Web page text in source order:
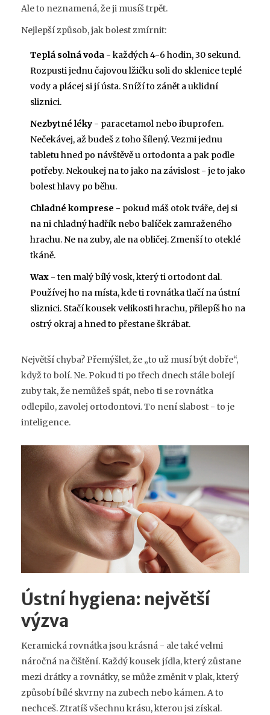
Ale to neznamená, že ji musíš trpět.
Nejlepší způsob, jak bolest zmírnit:
Teplá solná voda - každých 4-6 hodin, 30 sekund.
Rozpusti jednu čajovou lžičku soli do sklenice teplé
vody a plácej si jí ústa. Sníží to zánět a uklidní
sliznici.
Nezbytné léky - paracetamol nebo ibuprofen.
Nečekávej, až budeš z toho šílený. Vezmi jednu
tabletu hned po návštěvě u ortodonta a pak podle
potřeby. Nekoukej na to jako na závislost - je to jako
bolest hlavy po běhu.
Chladné komprese - pokud máš otok tváře, dej si
na ni chladný hadřík nebo balíček zamraženého
hrachu. Ne na zuby, ale na obličej. Zmenší to oteklé
tkáně.
Wax - ten malý bílý vosk, který ti ortodont dal.
Používej ho na místa, kde ti rovnátka tlačí na ústní
sliznici. Stačí kousek velikosti hrachu, přilepíš ho na
ostrý okraj a hned to přestane škrábat.
Největší chyba? Přemýšlet, že „to už musí být dobře“,
když to bolí. Ne. Pokud ti po třech dnech stále bolejí
zuby tak, že nemůžeš spát, nebo ti se rovnátka
odlepilo, zavolej ortodontovi. To není slabost - to je
inteligence.
Ústní hygiena: největší
výzva
Keramická rovnátka jsou krásná - ale také velmi
náročná na čištění. Každý kousek jídla, který zůstane
mezi drátky a rovnátky, se může změnit v plak, který
způsobí bílé skvrny na zubech nebo kámen. A to
nechceš. Ztratíš všechnu krásu, kterou jsi získal.